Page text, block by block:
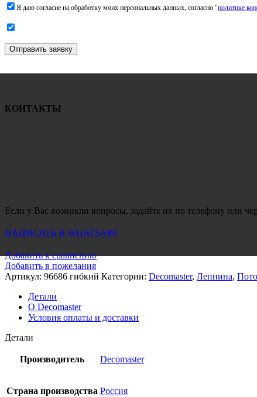
Я даю согласие на обработку моих персональных данных, согласно "политике
Отправить заявку
КОНТАКТЫ
Если у Вас возникли вопросы, задайте их по телефону или
НАПИСАТЬ В WHATSAPP
Добавить к сравнению
Добавить в пожелания
Артикул: 96686 гибкий Категории: Decomaster, Лепнина,
Детали
О Decomaster
Условия оплаты и доставки
Детали
Производитель Decomaster
Страна производства Россия